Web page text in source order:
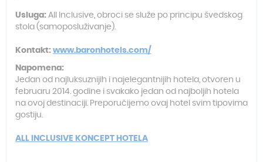
Usluga: All Inclusive, obroci se služe po principu švedskog
stola (samoposluživanje).
Kontakt: www.baronhotels.com/
Napomena:
Jedan od najluksuznijih i najelegantnijih hotela, otvoren u
februaru 2014. godine i svakako jedan od najboljih hotela
na ovoj destinaciji. Preporučijemo ovaj hotel svim tipovima
gostiju.
ALL INCLUSIVE KONCEPT HOTELA